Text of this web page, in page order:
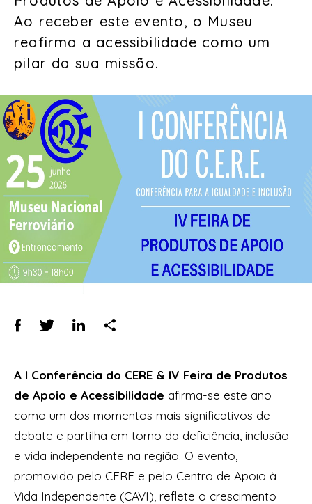
Ao receber este evento, o Museu
reafirma a acessibilidade como um
pilar da sua missão.
A I Conferência do CERE & IV Feira de Produtos
de Apoio e Acessibilidade afirma-se este ano
como um dos momentos mais significativos de
debate e partilha em torno da deficiência, inclusão
e vida independente na região. O evento,
promovido pelo CERE e pelo Centro de Apoio à
Vida Independente (CAVI), reflete o crescimento